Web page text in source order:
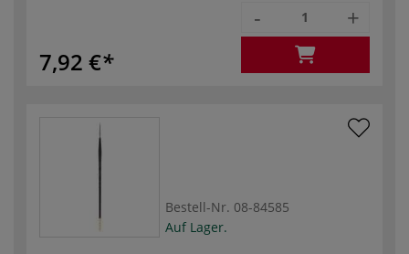
7,92 €
- +
Bestell-Nr. 08-84585
Auf Lager.